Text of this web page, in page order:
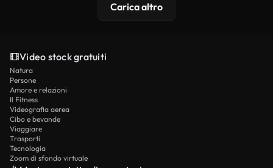
Carica altro
Video stock gratuiti
Natura
Persone
Amore e relazioni
Il Fitness
Videografia aerea
Cibo e bevande
Viaggiare
Trasporti
Tecnologia
Zoom di sfondo virtuale